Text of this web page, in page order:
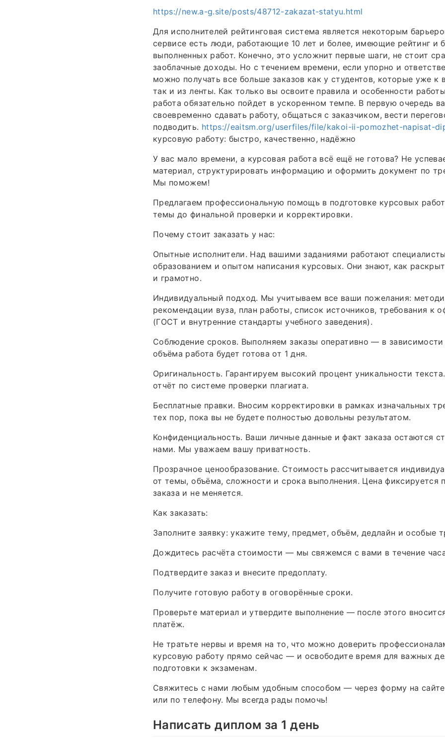
https://new.a-g.site/posts/48712-zakazat-statyu.html
Для исполнителей рейтинговая система является некоторым
сервисе есть люди, работающие 10 лет и более, имеющие рейтинг и
выполненных работ. Конечно, это усложнит первые шаги, не стоит
заоблачные доходы. Но с течением времени, если упорно и
можно получать все больше заказов как у студентов, которые уже к
так и из ленты. Как только вы освоите правила и особенности
работа обязательно пойдет в ускоренном темпе. В первую очередь
своевременно сдавать работу, общаться с заказчиком, вести
подводить. https://eaitsm.org/userfiles/file/kakoi-ii-pomozhet-napisat-
курсовую работу: быстро, качественно, надёжно
У вас мало времени, а курсовая работа всё ещё не готова? Не
материал, структурировать информацию и оформить документ по
Мы поможем!
Предлагаем профессиональную помощь в подготовке курсовых
темы до финальной проверки и корректировки.
Почему стоит заказать у нас:
Опытные исполнители. Над вашими заданиями работают
образованием и опытом написания курсовых. Они знают, как
и грамотно.
Индивидуальный подход. Мы учитываем все ваши пожелания:
рекомендации вуза, план работы, список источников, требования к
(ГОСТ и внутренние стандарты учебного заведения).
Соблюдение сроков. Выполняем заказы оперативно — в
объёма работа будет готова от 1 дня.
Оригинальность. Гарантируем высокий процент уникальности
отчёт по системе проверки плагиата.
Бесплатные правки. Вносим корректировки в рамках изначальных
тех пор, пока вы не будете полностью довольны результатом.
Конфиденциальность. Ваши личные данные и факт заказа остаются
нами. Мы уважаем вашу приватность.
Прозрачное ценообразование. Стоимость рассчитывается
от темы, объёма, сложности и срока выполнения. Цена фиксируется
заказа и не меняется.
Как заказать:
Заполните заявку: укажите тему, предмет, объём, дедлайн и особые
Дождитесь расчёта стоимости — мы свяжемся с вами в течение
Подтвердите заказ и внесите предоплату.
Получите готовую работу в оговорённые сроки.
Проверьте материал и утвердите выполнение — после этого
платёж.
Не тратьте нервы и время на то, что можно доверить
курсовую работу прямо сейчас — и освободите время для важных
подготовки к экзаменам.
Свяжитесь с нами любым удобным способом — через форму на
или по телефону. Мы всегда рады помочь!
Написать диплом за 1 день